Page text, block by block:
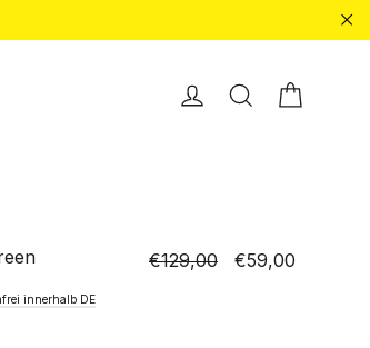
EinloggenSuche
Normaler
€129,00
Sonderpreis €59,00
innerhalb DE